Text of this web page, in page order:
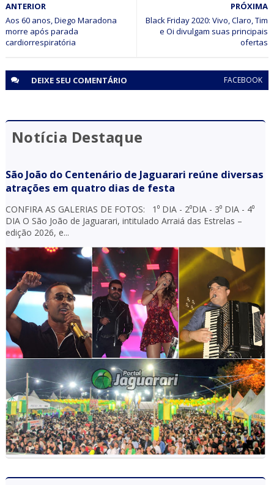
Exames laboratoriais ajudam a identificar doenças
silenciosas antes dos primeiros sintomas
PRÓXIMA
Black Friday 2020: Vivo, Claro, Tim
e Oi divulgam suas principais
ofertas
ANTERIOR
Aos 60 anos, Diego Maradona
morre após parada
cardiorrespiratória
DEIXE SEU COMENTÁRIO FACEBOOK
Notícia Destaque
São João do Centenário de Jaguarari reúne diversas
atrações em quatro dias de festa
CONFIRA AS GALERIAS DE FOTOS: 1⁰ DIA - 2⁰DIA - 3⁰ DIA - 4⁰
DIA O São João de Jaguarari, intitulado Arraiá das Estrelas –
edição 2026, e...